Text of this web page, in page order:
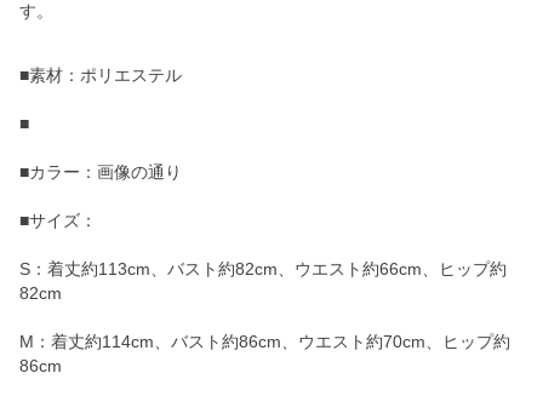
す。
■素材：ポリエステル
■
■カラー：画像の通り
■サイズ：
S：着丈約113cm、バスト約82cm、ウエスト約66cm、ヒップ約
82cm
M：着丈約114cm、バスト約86cm、ウエスト約70cm、ヒップ約
86cm